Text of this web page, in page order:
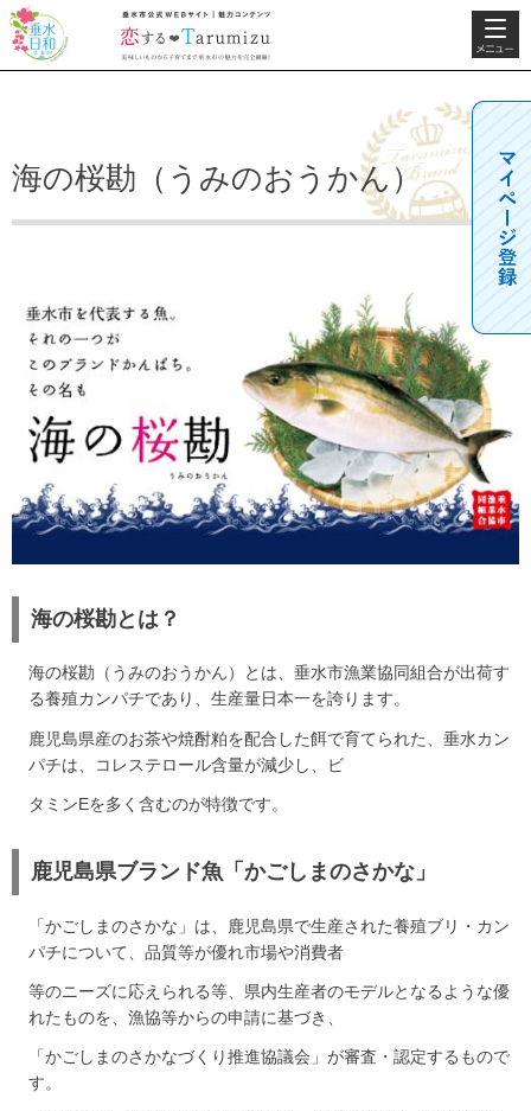
垂水日和
垂水市公式WEBサ
イト 魅力コンテン
ツ 恋するTarumizu
検索・共
通メニュ
ー
海の桜勘（うみのおうかん）
海の桜勘とは？
海の桜勘（うみのおうかん）とは、垂水市漁業協同組合が出荷す
る養殖カンパチであり、生産量日本一を誇ります。
鹿児島県産のお茶や焼酎粕を配合した餌で育てられた、垂水カン
パチは、コレステロール含量が減少し、ビ
タミンEを多く含むのが特徴です。
鹿児島県ブランド魚「かごしまのさかな」
「かごしまのさかな」は、鹿児島県で生産された養殖ブリ・カン
パチについて、品質等が優れ市場や消費者
等のニーズに応えられる等、県内生産者のモデルとなるような優
れたものを、漁協等からの申請に基づき、
「かごしまのさかなづくり推進協議会」が審査・認定するもので
す。